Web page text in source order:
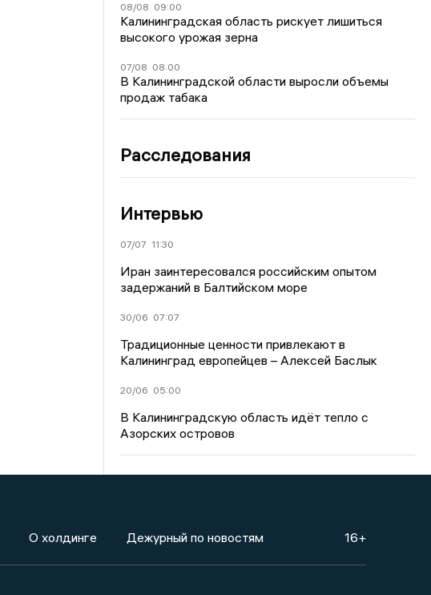
08/08 09:00
Калининградская область рискует лишиться
высокого урожая зерна
07/08 08:00
В Калининградской области выросли объемы
продаж табака
Расследования
Интервью
07/07 11:30
Иран заинтересовался российским опытом
задержаний в Балтийском море
30/06 07:07
Традиционные ценности привлекают в
Калининград европейцев – Алексей Баслык
20/06 05:00
В Калининградскую область идёт тепло с
Азорских островов
О холдинге Дежурный по новостям 16+